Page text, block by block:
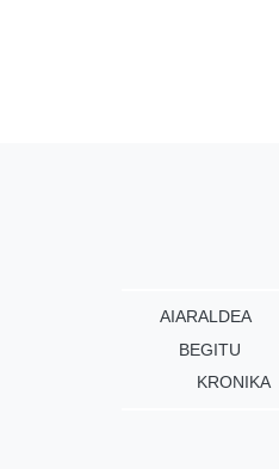
AIARALDEA
BEGITU
KRONIKA